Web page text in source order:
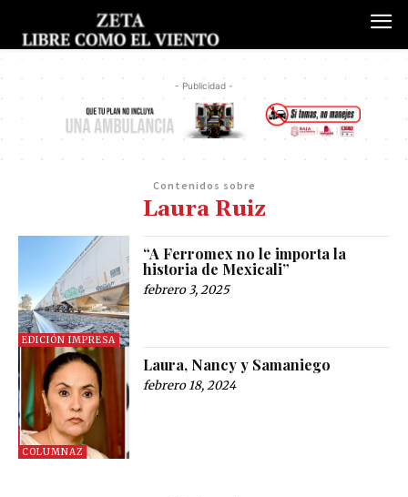
- Publicidad -
Contenidos sobre
Laura Ruiz
EDICIÓN IMPRESA
“A Ferromex no le importa la
historia de Mexicali”
febrero 3, 2025
COLUMNAZ
Laura, Nancy y Samaniego
febrero 18, 2024